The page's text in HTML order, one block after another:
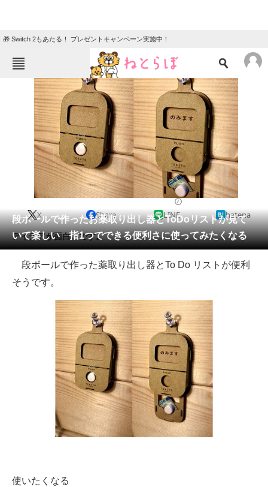
🎁 Switch 2もあたる！ プレゼントキャンペーン実施中！
ねとらぼメニュー
ニュース
クイズ
地域
教育・育児
リサーチ
会員記事
メディア
注目記事を集めた総合ページ
スマホと通信の最新トレンド
進化するPCとデバイスの未来
好きが集まる 比べて選べる
ビジネスと働き方のヒント
AI活用のいまが分かる
段ボールで作ったお薬取り出し器とToDoリストが見て
いて楽しい 指1つでできる便利さに使ってみたくなる
X Share LINE hatena
アイデアが面白いです。
段ボールで作った薬取り出し器とTo Do リストが便利
そうです。
使いたくなる